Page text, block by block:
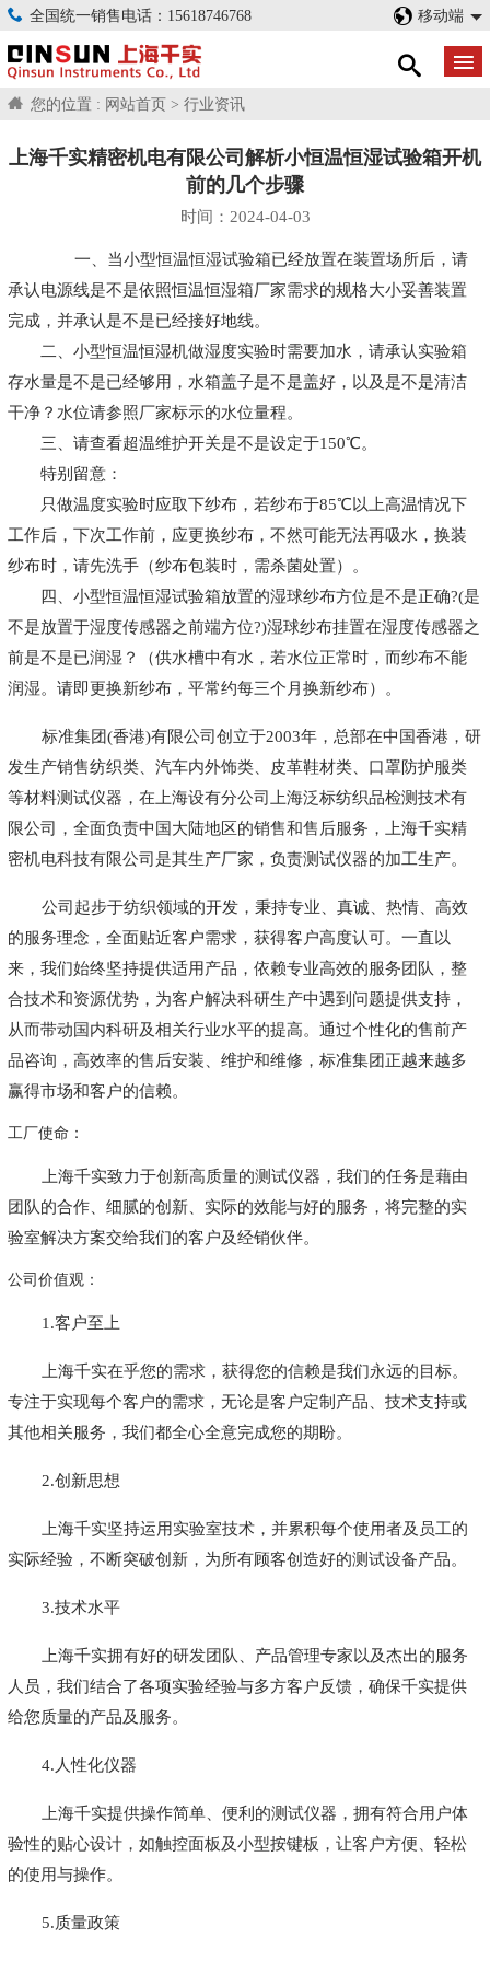
全国统一销售电话：15618746768 移动端
您的位置 : 网站首页 > 行业资讯
上海千实精密机电有限公司解析小恒温恒湿试验箱开机
前的几个步骤
时间：2024-04-03
一、当小型恒温恒湿试验箱已经放置在装置场所后，请
承认电源线是不是依照恒温恒湿箱厂家需求的规格大小妥善装置
完成，并承认是不是已经接好地线。
二、小型恒温恒湿机做湿度实验时需要加水，请承认实验箱
存水量是不是已经够用，水箱盖子是不是盖好，以及是不是清洁
干净？水位请参照厂家标示的水位量程。
三、请查看超温维护开关是不是设定于150℃。
特别留意：
只做温度实验时应取下纱布，若纱布于85℃以上高温情况下
工作后，下次工作前，应更换纱布，不然可能无法再吸水，换装
纱布时，请先洗手（纱布包装时，需杀菌处置）。
四、小型恒温恒湿试验箱放置的湿球纱布方位是不是正确?(是
不是放置于湿度传感器之前端方位?)湿球纱布挂置在湿度传感器之
前是不是已润湿？（供水槽中有水，若水位正常时，而纱布不能
润湿。请即更换新纱布，平常约每三个月换新纱布）。
标准集团(香港)有限公司创立于2003年，总部在中国香港，研
发生产销售纺织类、汽车内外饰类、皮革鞋材类、口罩防护服类
等材料测试仪器，在上海设有分公司上海泛标纺织品检测技术有
限公司，全面负责中国大陆地区的销售和售后服务，上海千实精
密机电科技有限公司是其生产厂家，负责测试仪器的加工生产。
公司起步于纺织领域的开发，秉持专业、真诚、热情、高效
的服务理念，全面贴近客户需求，获得客户高度认可。一直以
来，我们始终坚持提供适用产品，依赖专业高效的服务团队，整
合技术和资源优势，为客户解决科研生产中遇到问题提供支持，
从而带动国内科研及相关行业水平的提高。通过个性化的售前产
品咨询，高效率的售后安装、维护和维修，标准集团正越来越多
赢得市场和客户的信赖。
工厂使命：
上海千实致力于创新高质量的测试仪器，我们的任务是藉由
团队的合作、细腻的创新、实际的效能与好的服务，将完整的实
验室解决方案交给我们的客户及经销伙伴。
公司价值观：
1.客户至上
上海千实在乎您的需求，获得您的信赖是我们永远的目标。
专注于实现每个客户的需求，无论是客户定制产品、技术支持或
其他相关服务，我们都全心全意完成您的期盼。
2.创新思想
上海千实坚持运用实验室技术，并累积每个使用者及员工的
实际经验，不断突破创新，为所有顾客创造好的测试设备产品。
3.技术水平
上海千实拥有好的研发团队、产品管理专家以及杰出的服务
人员，我们结合了各项实验经验与多方客户反馈，确保千实提供
给您质量的产品及服务。
4.人性化仪器
上海千实提供操作简单、便利的测试仪器，拥有符合用户体
验性的贴心设计，如触控面板及小型按键板，让客户方便、轻松
的使用与操作。
5.质量政策